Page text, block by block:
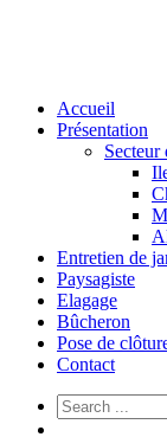
Accueil
Présentation
Secteur
Entretien de
Paysagiste
Elagage
Bûcheron
Pose de
Contact